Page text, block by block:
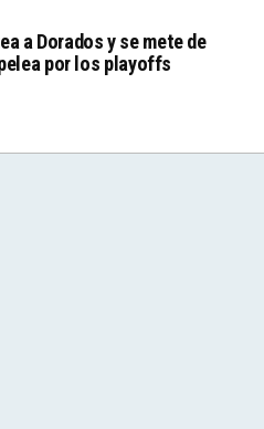
a Dorados y se mete de
por los playoffs